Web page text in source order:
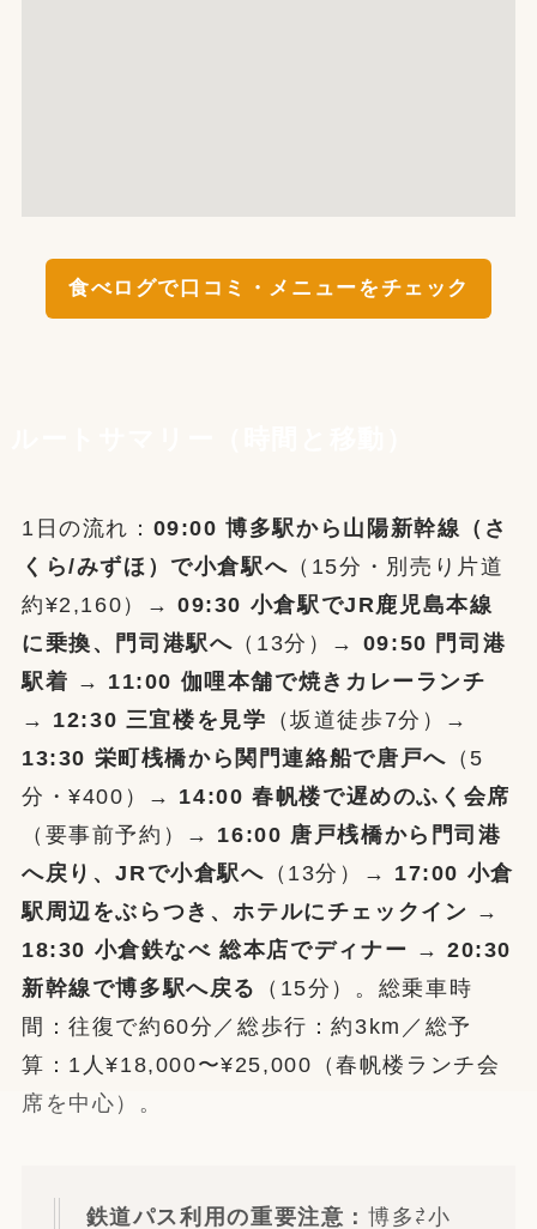
食べログで口コミ・メニューをチェック
1日の流れ： 09:00 博多駅から山陽新幹線（さ
くら/みずほ）で小倉駅へ （15分・別売り片道
約¥2,160）→09:30 小倉駅でJR鹿児島本線
に乗換、門司港駅へ （13分）→ 09:50 門司港
駅着 → 11:00 伽哩本舗で焼きカレーランチ
→ 12:30 三宜楼を見学 （坂道徒歩7分）→
13:30 栄町桟橋から関門連絡船で唐戸へ （5
分・¥400）→ 14:00 春帆楼で遅めのふく会席
（要事前予約）→ 16:00 唐戸桟橋から門司港
へ戻り、JRで小倉駅へ （13分）→ 17:00 小倉
駅周辺をぶらつき、ホテルにチェックイン →
18:30 小倉鉄なべ 総本店でディナー →20:30
新幹線で博多駅へ戻る
（15分）。総乗車時
間：往復で約60分／総歩行：約3km／総予
算：1人¥18,000〜¥25,000（春帆楼ランチ会
席を中心）。
鉄道パス利用の重要注意：博多⇄小